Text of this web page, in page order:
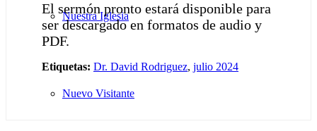
Nuestra Iglesia
Nuevo Visitante
El sermón pronto estará disponible para
ser descargado en formatos de audio y
PDF.
Etiquetas: Dr. David Rodriguez, julio 2024